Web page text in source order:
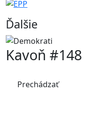
Ďalšie
Prechádzať
Kavoň #148